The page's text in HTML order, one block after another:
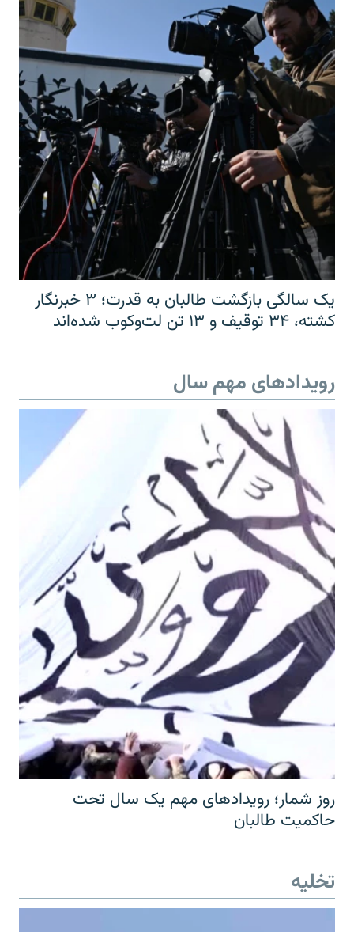
یک سالگی بازگشت طالبان به قدرت؛ ۳ خبرنگار
کشته، ۳۴ توقیف و ۱۳ تن لت‌وکوب شده‌اند
رویدادهای مهم سال
روز شمار؛ رویدادهای مهم یک سال تحت
حاکمیت طالبان
تخلیه